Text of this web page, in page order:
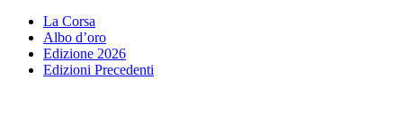
La Corsa
Albo d’oro
Edizione 2026
Edizioni Precedenti